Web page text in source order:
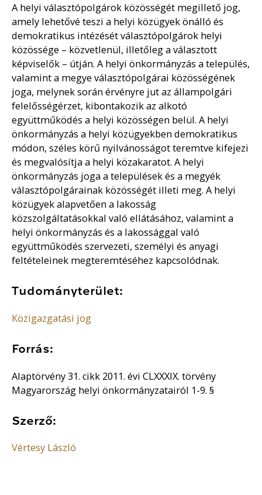
A helyi választópolgárok közösségét megillető jog,
amely lehetővé teszi a helyi közügyek önálló és
demokratikus intézését választópolgárok helyi
közössége – közvetlenül, illetőleg a választott
képviselők – útján. A helyi önkormányzás a település,
valamint a megye választópolgárai közösségének
joga, melynek során érvényre jut az állampolgári
felelősségérzet, kibontakozik az alkotó
együttműködés a helyi közösségen belül. A helyi
önkormányzás a helyi közügyekben demokratikus
módon, széles körű nyilvánosságot teremtve kifejezi
és megvalósítja a helyi közakaratot. A helyi
önkormányzás joga a települések és a megyék
választópolgárainak közösségét illeti meg. A helyi
közügyek alapvetően a lakosság
közszolgáltatásokkal való ellátásához, valamint a
helyi önkormányzás és a lakossággal való
együttműködés szervezeti, személyi és anyagi
feltételeinek megteremtéséhez kapcsolódnak.
Tudományterület:
Közigazgatási jog
Forrás:
Alaptörvény 31. cikk 2011. évi CLXXXIX. törvény
Magyarország helyi önkormányzatairól 1-9. §
Szerző:
Vértesy László